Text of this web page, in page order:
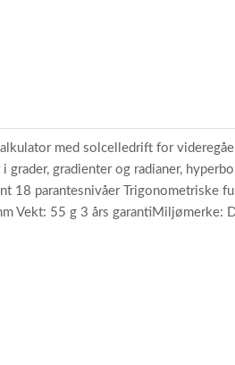
med solcelledrift for
gradienter og radianer,
parantesnivåer Trigonometriske
Vekt: 55 g 3 års garantiMiljømerke: